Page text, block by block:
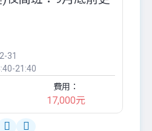
31
21:40
費用：
17,000元